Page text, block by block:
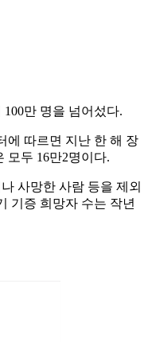
만 명을 넘어섰다.
에 따르면 지난 한 해 장
모두 16만2명이다.
사망한 사람 등을 제외
기증 희망자 수는 작년